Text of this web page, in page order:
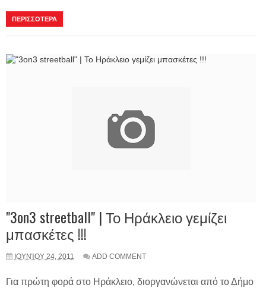
ΠΕΡΙΣΣΟΤΕΡΑ
"3on3 streetball" | Το Ηράκλειο γεμίζει
μπασκέτες !!!
ΙΟΥΝΊΟΥ 24, 2011 ADD COMMENT
Για πρώτη φορά στο Ηράκλειο, διοργανώνεται από το Δήμο